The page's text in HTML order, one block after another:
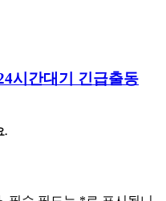
시간대기 긴급출동
.